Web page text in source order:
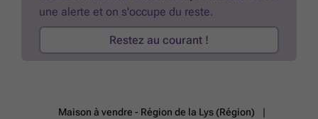
une alerte et on s'occupe du reste.
Restez au courant !
Maison à vendre - Région de la Lys (Région)